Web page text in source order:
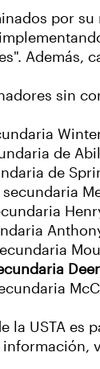
por
Además,
sin
de
de
secundaria
la USTA